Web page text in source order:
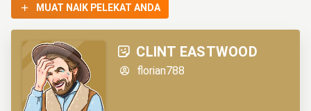
MUAT NAIK PELEKAT ANDA
CLINT EASTWOOD
florian788